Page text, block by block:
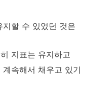
할 수 있었던 것은
지표는 유지하고
속해서 채우고 있기